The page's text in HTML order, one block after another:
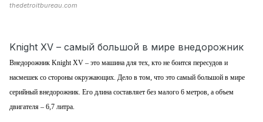
thedetroitbureau.com
Knight XV – самый большой в мире внедорожник
Внедорожник Knight XV – это машина для тех, кто не боится пересудов и
насмешек со стороны окружающих. Дело в том, что это самый большой в мире
серийный внедорожник. Его длина составляет без малого 6 метров, а объем
двигателя – 6,7 литра.